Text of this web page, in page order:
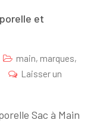
et
main, marques,
Laisser un
Sac à Main